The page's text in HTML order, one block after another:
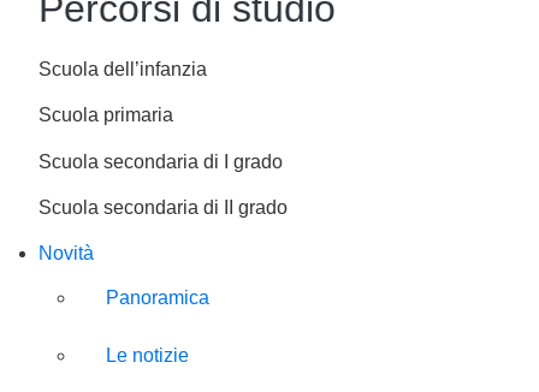
Scuola dell’infanzia
Scuola primaria
Scuola secondaria di I grado
Scuola secondaria di II grado
Novità
Panoramica
Le notizie